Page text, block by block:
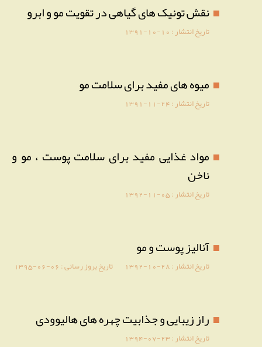
نقش تونیک های گیاهی در تقویت مو و ابرو
تاریخ انتشار :1391-10-10
میوه های مفید برای سلامت مو
تاریخ انتشار :1391-11-24
مواد غذایی مفید برای سلامت پوست ، مو و
ناخن
تاریخ انتشار :1392-11-05
آنالیز پوست و مو
تاریخ انتشار :1392-10-28 تاریخ بروز رسانی :1395-06-06
راز زیبایی و جذابیت چهره های هالیوودی
تاریخ انتشار :1394-07-23